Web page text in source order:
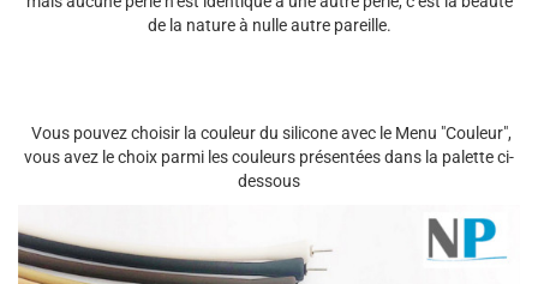
de la nature à nulle autre pareille.
Vous pouvez choisir la couleur du silicone avec le Menu "Couleur",
vous avez le choix parmi les couleurs présentées dans la palette ci-
dessous